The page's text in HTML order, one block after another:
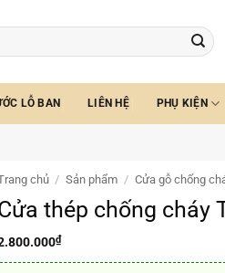
LỖ BAN LIÊN HỆ PHỤ KIỆN
chủ / Sản phẩm / Cửa gỗ chống
thép chống cháy
₫